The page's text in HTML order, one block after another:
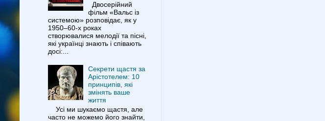
Двосерійний
фільм «Вальс із
системою» розповідає, як у
1950–60-х роках
створювалися мелодії та пісні,
які українці знають і співають
досі:...
Секрети щастя за
Арістотелем: 10
принципів, які
змінять ваше
життя
Усі ми шукаємо щастя, але
часто не можемо його знайти,